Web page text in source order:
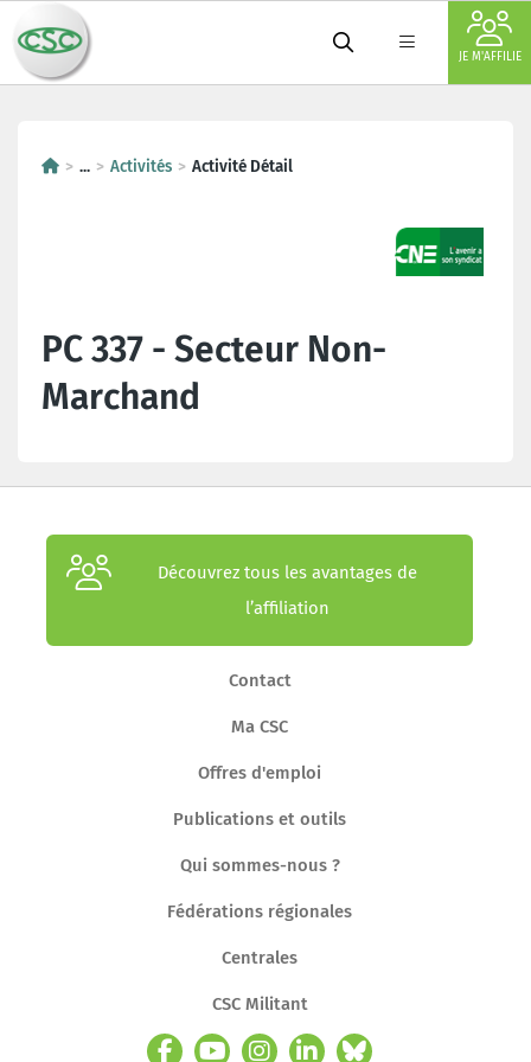
JE M'AFFILIE
... Activités Activité Détail
PC 337 - Secteur Non-
Marchand
Découvrez tous les avantages de
l’affiliation
Contact
Ma CSC
Offres d'emploi
Publications et outils
Qui sommes-nous ?
Fédérations régionales
Centrales
CSC Militant